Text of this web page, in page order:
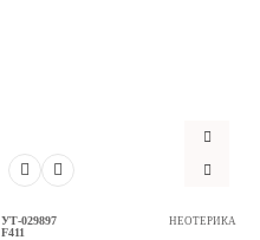
УТ-029897
F411
НЕОТЕРИКА